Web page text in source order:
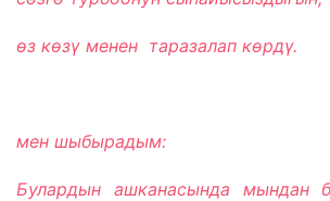
өз көзү менен таразалап көрдү.
мен шыбырадым:
Булардын ашканасында мындан